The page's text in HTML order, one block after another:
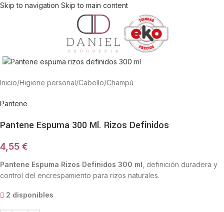
Skip to navigation Skip to main content
Haga Click para agrandar
Inicio/Higiene personal/Cabello/Champú
Pantene
Pantene Espuma 300 Ml. Rizos Definidos
4,55 €
Pantene Espuma Rizos Definidos 300 ml , definición duradera y
control del encrespamiento para rizos naturales.
2 disponibles